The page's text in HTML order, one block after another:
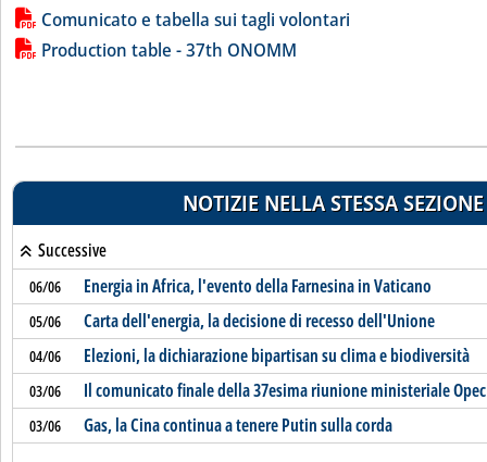
Lista allegati PDF alla notizia
Comunicato e tabella sui tagli volontari
Production table - 37th ONOMM
NOTIZIE NELLA STESSA SEZIONE
Successive
06/06 Energia in Africa, l'evento della Farnesina in Vaticano
05/06 Carta dell'energia, la decisione di recesso dell'Unione
04/06 Elezioni, la dichiarazione bipartisan su clima e biodiversità
03/06 Il comunicato finale della 37esima riunione ministeriale
03/06 Gas, la Cina continua a tenere Putin sulla corda